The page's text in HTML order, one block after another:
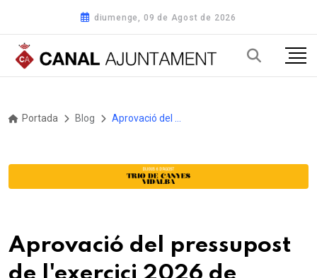
diumenge, 09 de Agost de 2026
Portada Blog
Aprovació del pressupost